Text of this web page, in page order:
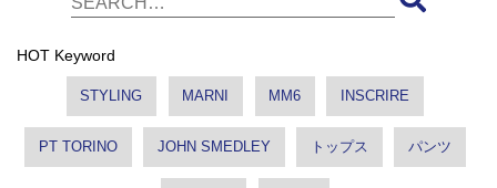
HOT Keyword
STYLING MARNI MM6 INSCRIRE
PT TORINO JOHN SMEDLEY トップス パンツ